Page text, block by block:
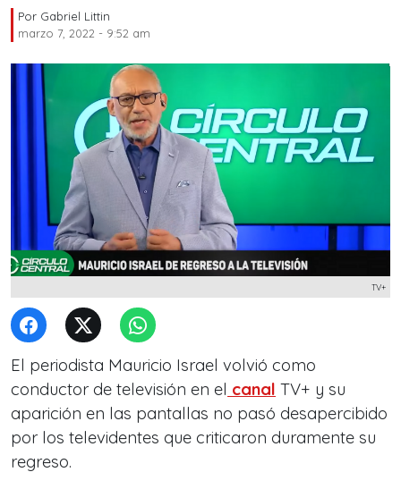
Por Gabriel Littin
marzo 7, 2022 - 9:52 am
TV+
El periodista Mauricio Israel volvió como
conductor de televisión en el canal TV+ y su
aparición en las pantallas no pasó desapercibido
por los televidentes que criticaron duramente su
regreso.